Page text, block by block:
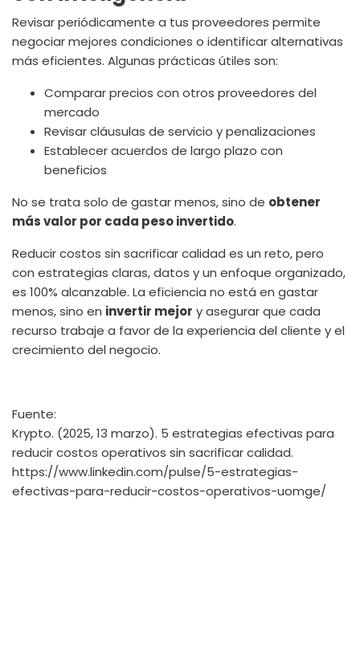
Revisar periódicamente a tus proveedores permite
negociar mejores condiciones o identificar alternativas
más eficientes. Algunas prácticas útiles son:
Comparar precios con otros proveedores del
mercado
Revisar cláusulas de servicio y penalizaciones
Establecer acuerdos de largo plazo con
beneficios
No se trata solo de gastar menos, sino de obtener
más valor por cada peso invertido.
Reducir costos sin sacrificar calidad es un reto, pero
con estrategias claras, datos y un enfoque organizado,
es 100% alcanzable. La eficiencia no está en gastar
menos, sino en invertir mejor y asegurar que cada
recurso trabaje a favor de la experiencia del cliente y el
crecimiento del negocio.
Fuente:
Krypto. (2025, 13 marzo). 5 estrategias efectivas para
reducir costos operativos sin sacrificar calidad.
https://www.linkedin.com/pulse/5-estrategias-
efectivas-para-reducir-costos-operativos-uomge/